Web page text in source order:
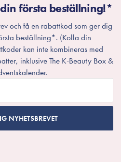
första beställning!*
och få en rabattkod som ger dig
beställning*. (Kolla din
kan inte kombineras med
inklusive The K-Beauty Box &
NYHETSBREVET